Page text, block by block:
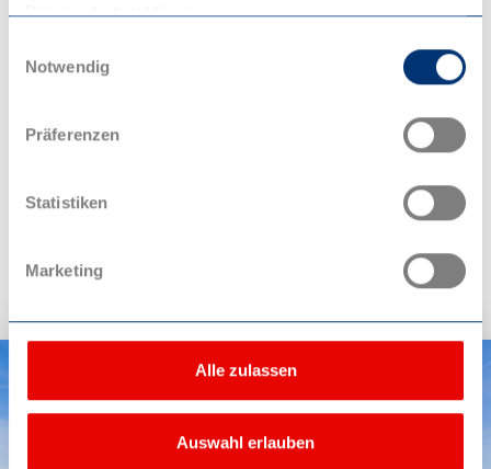
Datenschutzerklärung.
Notwendig
Präferenzen
Statistiken
Marketing
Alle zulassen
Auswahl erlauben
Ab Oktober verwandelt sich das Stage Palladium
Tanzfläche – tauchen Sie ein und erleben Sie & JULIA